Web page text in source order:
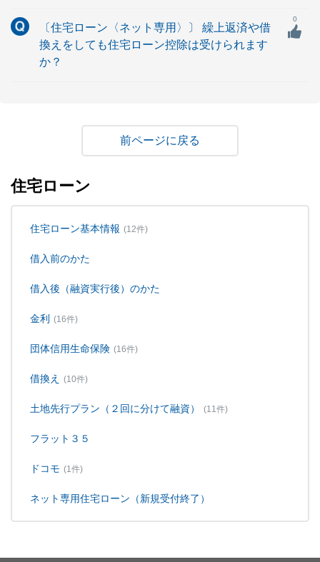
〔住宅ローン〈ネット専用〉〕 繰上返済や借
換えをしても住宅ローン控除は受けられます
か？
0
戻る
住宅ローン
住宅ローン基本情報 (12件)
借入前のかた
借入後（融資実行後）のかた
金利 (16件)
団体信用生命保険 (16件)
借換え (10件)
土地先行プラン（２回に分けて融資） (11件)
フラット３５
ドコモ (1件)
ネット専用住宅ローン（新規受付終了）